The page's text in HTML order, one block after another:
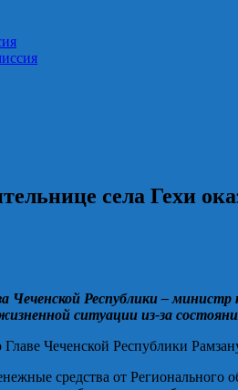
села Гехи
Чеченской Республики –
ситуации из-за
Главе Чеченской Республики
средства от